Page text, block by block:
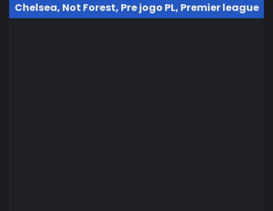
Chelsea, Not Forest, Pre jogo PL, Premier league